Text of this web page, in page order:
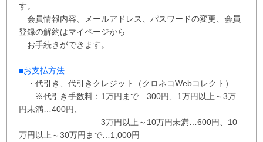
す。
会員情報内容、メールアドレス、パスワードの変更、会員
登録の解約はマイページから
お手続きができます。
■お支払方法
・代引き、代引きクレジット（クロネコWebコレクト）
※代引き手数料： 1万円まで…300円、 1万円以上～3万
円未満…400円
3万円以上～10万円未満…600円
10
万円以上～30万円まで…1,000円